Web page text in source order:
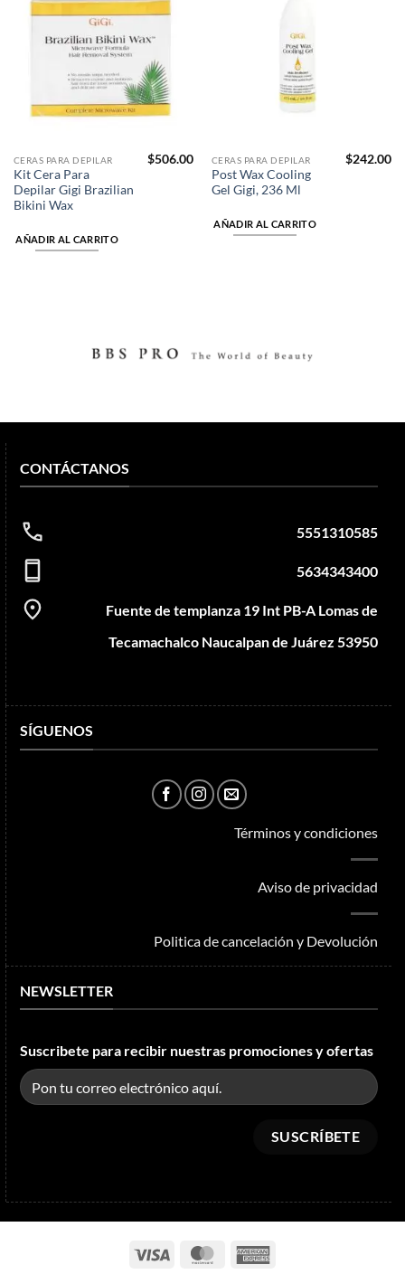
lista de
CERAS PARA DEPILAR
Kit Cera Para
Depilar Gigi Brazilian
Bikini Wax
$506.00
AÑADIR AL CARRITO
CERAS PARA DEPILAR
Post Wax Cooling
Gel Gigi, 236 Ml
$242.00
AÑADIR AL CARRITO
CONTÁCTANOS
5551310585
5634343400
Fuente de templanza 19 Int PB-A Lomas de
Tecamachalco Naucalpan de Juárez 53950
SÍGUENOS
Términos y condiciones
Aviso de privacidad
Politica de cancelación y Devolución
NEWSLETTER
Suscribete para recibir nuestras promociones y ofertas
Visa MasterCard